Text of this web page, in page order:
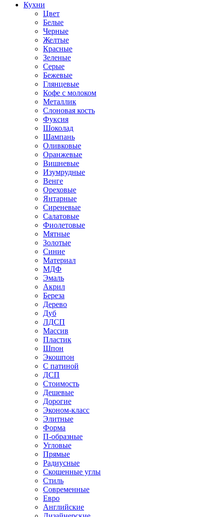
Кухни
Цвет
Белые
Черные
Желтые
Красные
Зеленые
Серые
Бежевые
Глянцевые
Кофе с молоком
Металлик
Слоновая кость
Фуксия
Шоколад
Шампань
Оливковые
Оранжевые
Вишневые
Изумрудные
Венге
Ореховые
Янтарные
Сиреневые
Салатовые
Фиолетовые
Мятные
Золотые
Синие
Материал
МДФ
Эмаль
Акрил
Береза
Дерево
Дуб
ЛДСП
Массив
Пластик
Шпон
Экошпон
С патиной
ДСП
Стоимость
Дешевые
Дорогие
Эконом-класс
Элитные
Форма
П-образные
Угловые
Прямые
Радиусные
Скошенные углы
Стиль
Современные
Евро
Английские